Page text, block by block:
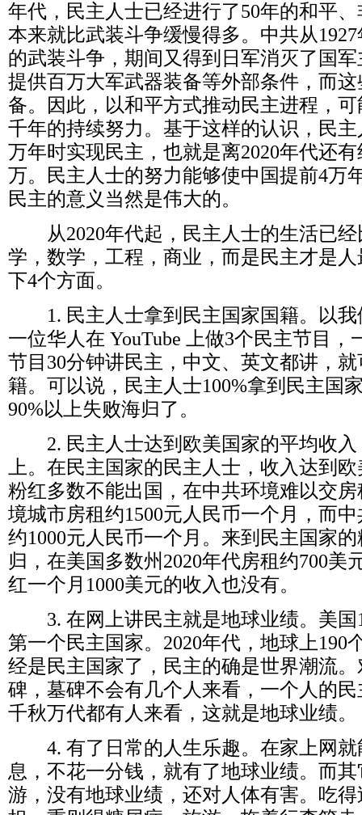
年代，民主人士已经进行了50年的和平
本来就比武装斗争缓慢得多。中共从1927
的武装斗争，期间又得到日军消灭了国
提供百万大军武器装备等外部条件，而
备。因此，以和平方式推动民主进程，
千年的持续努力。基于这样的认识，民
万年时实现民主，也就是离2020年代还有
万。民主人士的努力能够使中国提前4万
民主的意义当然是伟大的。
从2020年代起，民主人士的生活已
学，数学，工程，商业，而是民主才是
下4个方面。
1. 民主人士拿到民主国家国籍。以
一位华人在 YouTube 上做3个民主节目，
节目 30分钟讲民主，中文、英文都讲，
籍。可以说，民主人士100%拿到民主国
90%以上失败海归了。
2. 民主人士达到欧美国家的平均收
上。在民主国家的民主人士，收入达到
粉红多数不能出国，在中共环境难以交房
境城市房租约1500元人民币一个月，而
约1000元人民币一个月。来到民主国家
归，在美国多数州 2020年代房租约700美
红一个月 1000美元的收入也没有。
3. 在网上讲民主就是地球业绩。美国
第一个民主国家。 2020年代，地球上190
经是民主国家了，民主的确是世界潮流
碑，墓碑不会有几个人来看，一个人的
千秋万代都有人来看，这就是地球业绩。
4. 有了日常的人生乐趣。在家上网
息，不花一分钱，就有了地球业绩。而
游，没有地球业绩，还对人体有害。吃